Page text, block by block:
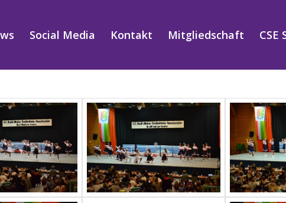
Social Media Kontakt Mitgliedschaft CSE